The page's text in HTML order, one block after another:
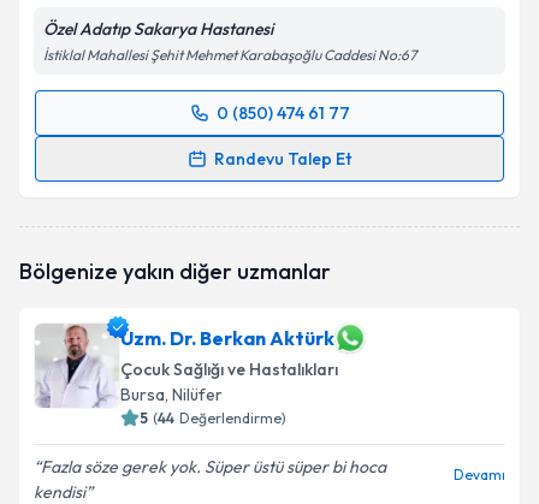
Özel Adatıp Sakarya Hastanesi
İstiklal Mahallesi Şehit Mehmet Karabaşoğlu Caddesi No:67
0 (850) 474 61 77
Randevu Talep Et
Randevu Takvimi Talebi
oluşturun. Size bu uzmandan randevu almanız için bir
Kişisel verilerimin işlenmesine ilişkin
Metni'ni okudum ve kişisel verilerimin belirtilen
kapsamda işlenmesini kabul ediyorum.
Bölgenize yakın diğer uzmanlar
Uzm. Dr. Berkan Aktürk
Çocuk Sağlığı ve Hastalıkları
Bursa, Nilüfer
5 (44 Değerlendirme)
Fazla söze gerek yok. Süper üstü süper bi hoca
kendisi
Devamı